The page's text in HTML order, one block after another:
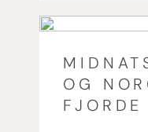
OG
FJORDE